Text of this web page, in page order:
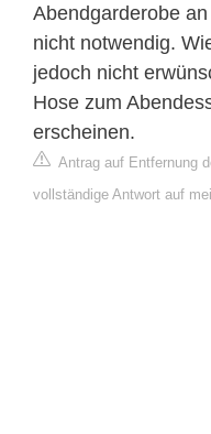
Abendgarderobe
nicht notwendig.
jedoch nicht
Hose zum
erscheinen.
Antrag auf Entfernung
vollständige Antwort auf